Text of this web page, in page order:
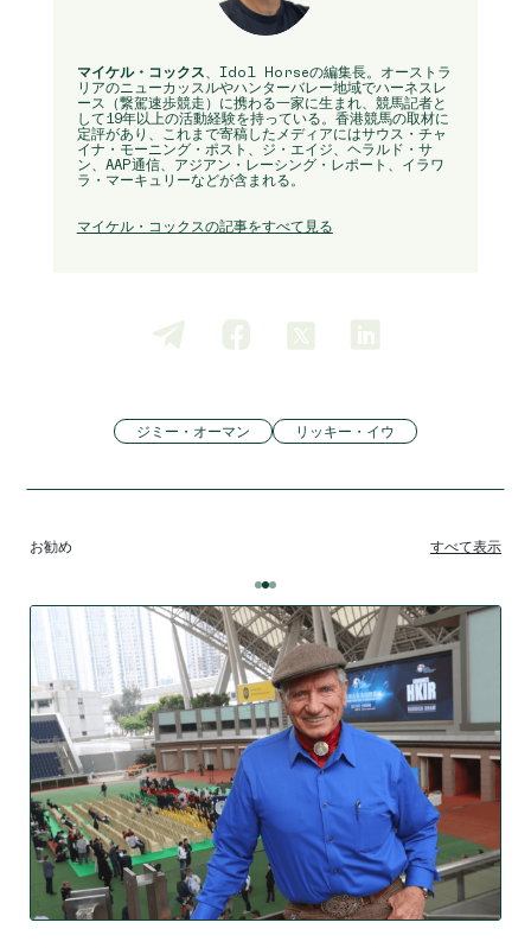
マイケル・コックス 、Idol Horseの編集長。オーストラ
リアのニューカッスルやハンターバレー地域でハーネスレ
ース（繋駕速歩競走）に携わる一家に生まれ、競馬記者と
して19年以上の活動経験を持っている。香港競馬の取材に
定評があり、これまで寄稿したメディアにはサウス・チャ
イナ・モーニング・ポスト、ジ・エイジ、ヘラルド・サ
ン、AAP通信、アジアン・レーシング・レポート、イラワ
ラ・マーキュリーなどが含まれる。
マイケル・コックスの記事をすべて見る
ジミー・オーマン リッキー・イウ
お勧め すべて表示